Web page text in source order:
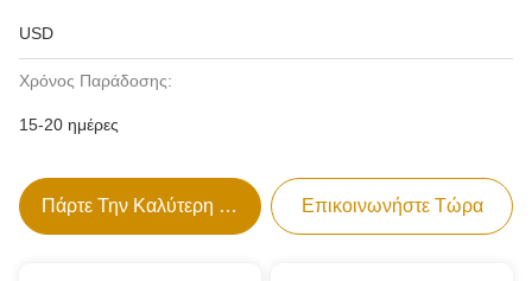
USD
Χρόνος Παράδοσης:
15-20 ημέρες
Πάρτε Την Καλύτερη Τιμή Επικοινωνήστε Τώρα